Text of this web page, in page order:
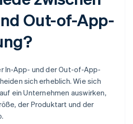
Out-of-App-
In-App- und der Out-of-App-
sich erheblich. Wie sich
ein Unternehmen auswirken,
der Produktart und der